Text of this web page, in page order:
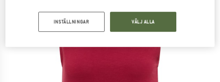
INSTÄLLNINGAR VÄLJ ALLA